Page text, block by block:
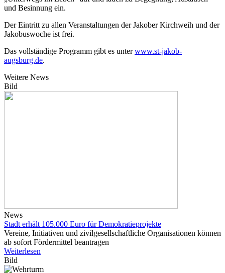
und Besinnung ein.
Der Eintritt zu allen Veranstaltungen der Jakober Kirchweih und der
Jakobuswoche ist frei.
Das vollständige Programm gibt es unterwww.st-jakob-
augsburg.de.
Weitere News
Bild
News
Stadt erhält 105.000 Euro für Demokratieprojekte
Vereine, Initiativen und zivilgesellschaftliche Organisationen können
ab sofort Fördermittel beantragen
Weiterlesen
Bild